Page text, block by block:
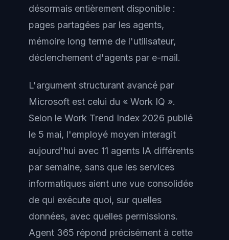
désormais entièrement disponible :
pages partagées par les agents,
mémoire long terme de l'utilisateur,
déclenchement d'agents par e-mail.
L'argument structurant avancé par
Microsoft est celui du « Work IQ ».
Selon le Work Trend Index 2026 publié
le 5 mai, l'employé moyen interagit
aujourd'hui avec 11 agents IA différents
par semaine, sans que les services
informatiques aient une vue consolidée
de qui exécute quoi, sur quelles
données, avec quelles permissions.
Agent 365 répond précisément à cette